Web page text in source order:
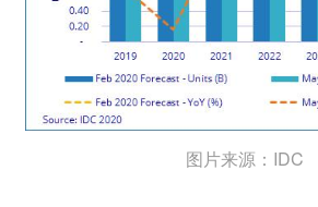
图片来源：IDC